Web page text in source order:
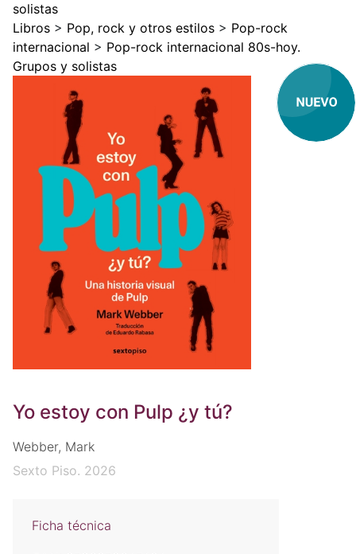
solistas
Libros > Pop, rock y otros estilos > Pop-rock
internacional > Pop-rock internacional 80s-hoy.
Grupos y solistas
Yo estoy con Pulp ¿y tú?
Webber, Mark
Sexto Piso. 2026
Ficha técnica